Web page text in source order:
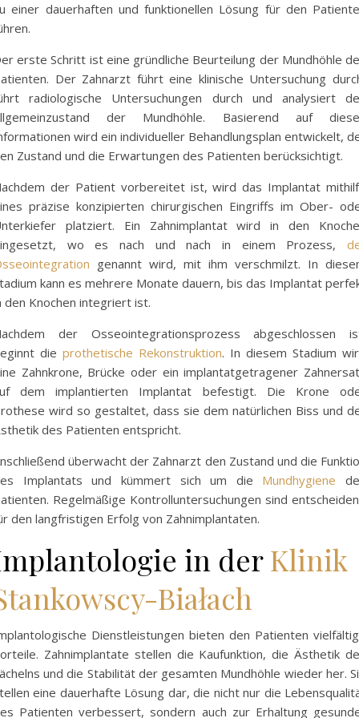
einer dauerhaften und funktionellen Lösung für den
erste Schritt ist eine gründliche Beurteilung der Mundhöhle
Der Zahnarzt führt eine klinische Untersuchung
radiologische Untersuchungen durch und analysiert
der Mundhöhle. Basierend auf
wird ein individueller Behandlungsplan entwickelt,
Zustand und die Erwartungen des Patienten berücksichtigt.
der Patient vorbereitet ist, wird das Implantat
präzise konzipierten chirurgischen Eingriffs im Ober-
platziert. Ein Zahnimplantat wird in den
wo es nach und nach in einem Prozess,
genannt wird, mit ihm verschmilzt. In
kann es mehrere Monate dauern, bis das Implantat
den Knochen integriert ist.
der Osseointegrationsprozess abgeschlossen
die prothetische Rekonstruktion. In diesem Stadium
Zahnkrone, Brücke oder ein implantatgetragener
dem implantierten Implantat befestigt. Die Krone
wird so gestaltet, dass sie dem natürlichen Biss und
des Patienten entspricht.
überwacht der Zahnarzt den Zustand und die
Implantats und kümmert sich um die Mundhygiene
Regelmäßige Kontrolluntersuchungen sind
den langfristigen Erfolg von Zahnimplantaten.
in derKlinik
Białach
Dienstleistungen bieten den Patienten
Zahnimplantate stellen die Kaufunktion, die Ästhetik
und die Stabilität der gesamten Mundhöhle wieder her.
eine dauerhafte Lösung dar, die nicht nur die
Patienten verbessert, sondern auch zur Erhaltung